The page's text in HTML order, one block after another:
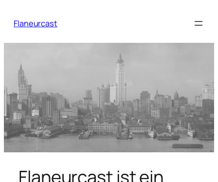
Inhalt
Flaneurcast
Flaneurcast ist ein